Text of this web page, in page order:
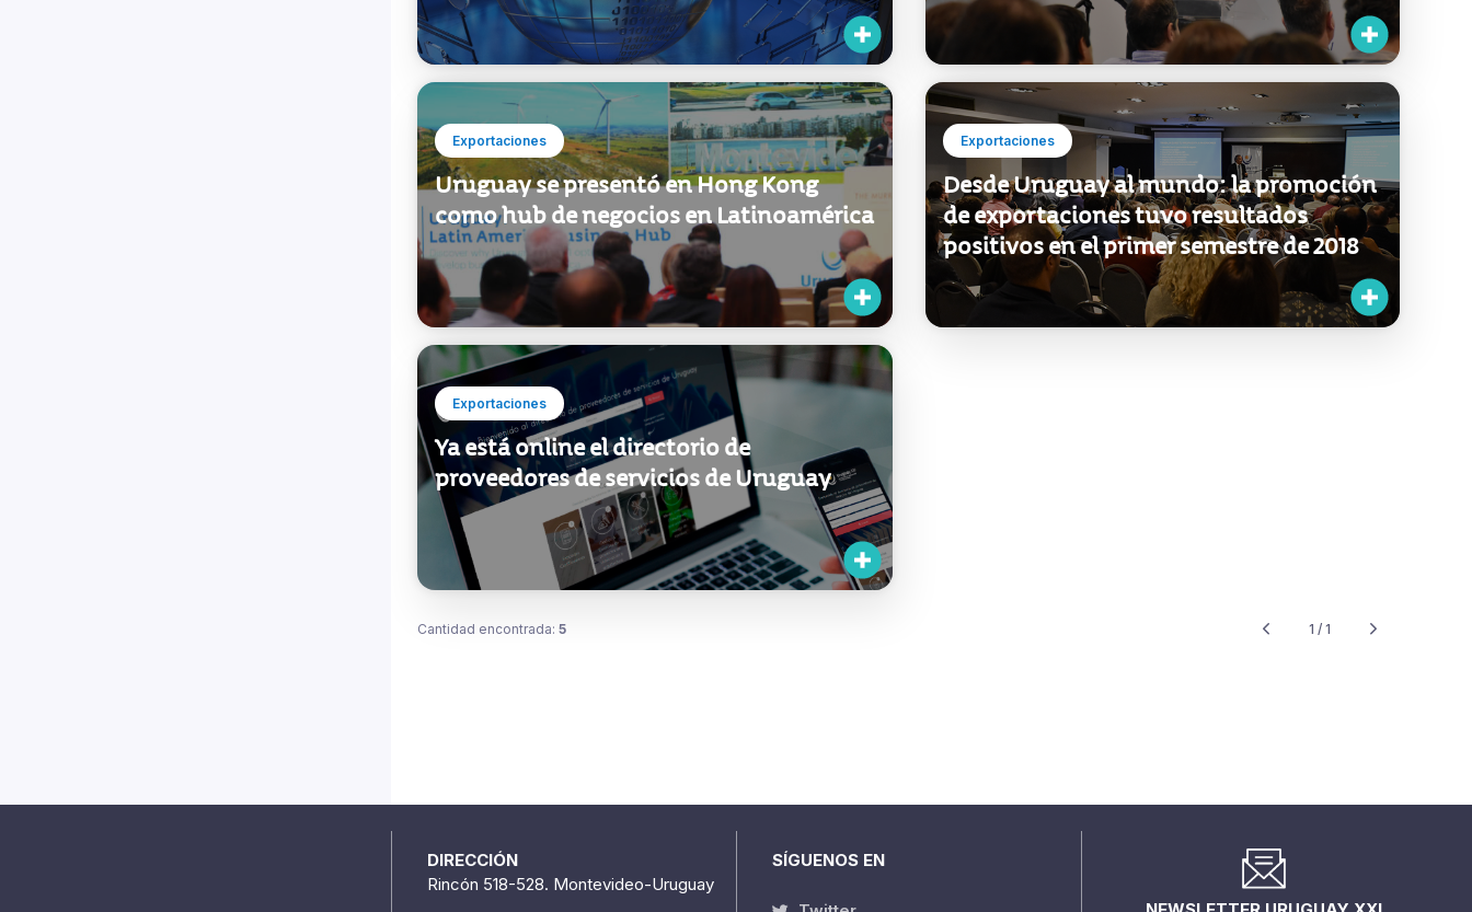
Exportaciones
Uruguay se presentó en Hong Kong
como hub de negocios en Latinoamérica
Exportaciones
Desde Uruguay al mundo: la promoción
de exportaciones tuvo resultados
positivos en el primer semestre de 2018
Exportaciones
Ya está online el directorio de
proveedores de servicios de Uruguay
Cantidad encontrada: 5 1 / 1
DIRECCIÓN
Rincón 518-528. Montevideo-Uruguay
SÍGUENOS EN